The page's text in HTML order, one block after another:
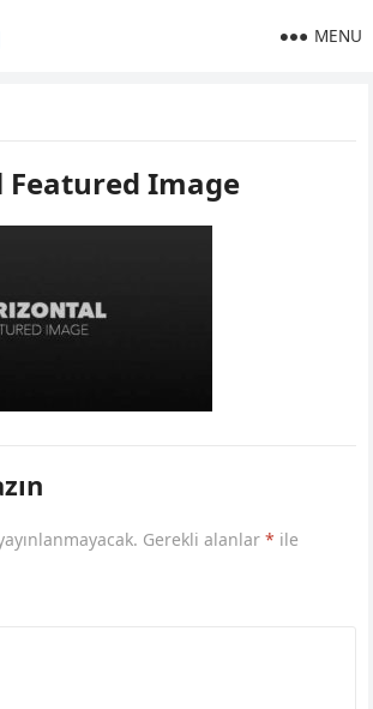
MENU
Image
Gerekli alanlar* ile